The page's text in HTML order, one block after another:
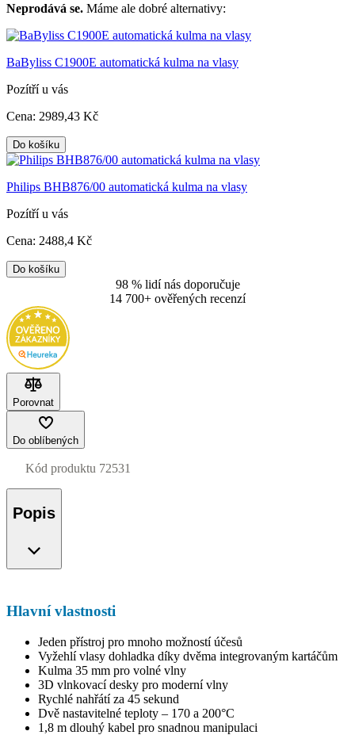
Neprodává se. Máme ale dobré alternativy:
BaByliss C1900E automatická kulma na vlasy
Pozítří u vás
Cena: 2989,43 Kč
Do košíku
Philips BHB876/00 automatická kulma na vlasy
Pozítří u vás
Cena: 2488,4 Kč
Do košíku
98 % lidí nás doporučuje
14 700+ ověřených recenzí
Porovnat
Do oblíbených
Kód produktu 72531
Popis
Hlavní vlastnosti
Jeden přístroj pro mnoho možností účesů
Vyžehlí vlasy dohladka díky dvěma integrovaným kartáčům
Kulma 35 mm pro volné vlny
3D vlnkovací desky pro moderní vlny
Rychlé nahřátí za 45 sekund
Dvě nastavitelné teploty – 170 a 200°C
1,8 m dlouhý kabel pro snadnou manipulaci